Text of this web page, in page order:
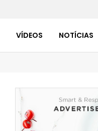
VÍDEOS NOTÍCIAS